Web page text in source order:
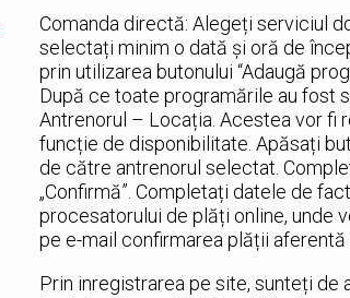
Comanda directă: Alegeți serviciul
selectați minim o dată și oră de
prin utilizarea butonului “Adaugă
După ce toate programările au fost
Antrenorul – Locația. Acestea vor fi
funcție de disponibilitate. Apăsați
de către antrenorul selectat.
„Confirmă”. Completați datele de
procesatorului de plăți online, unde
pe e-mail confirmarea plății aferentă
Prin inregistrarea pe site, sunteți